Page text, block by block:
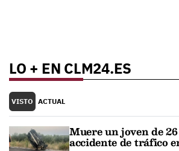
LO + EN CLM24.ES
VISTO ACTUAL
Muere un joven de
accidente de tráfico